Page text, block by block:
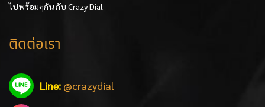
ไปพร้อมๆกัน กับ Crazy Dial
ติดต่อเรา
Line: @crazydial